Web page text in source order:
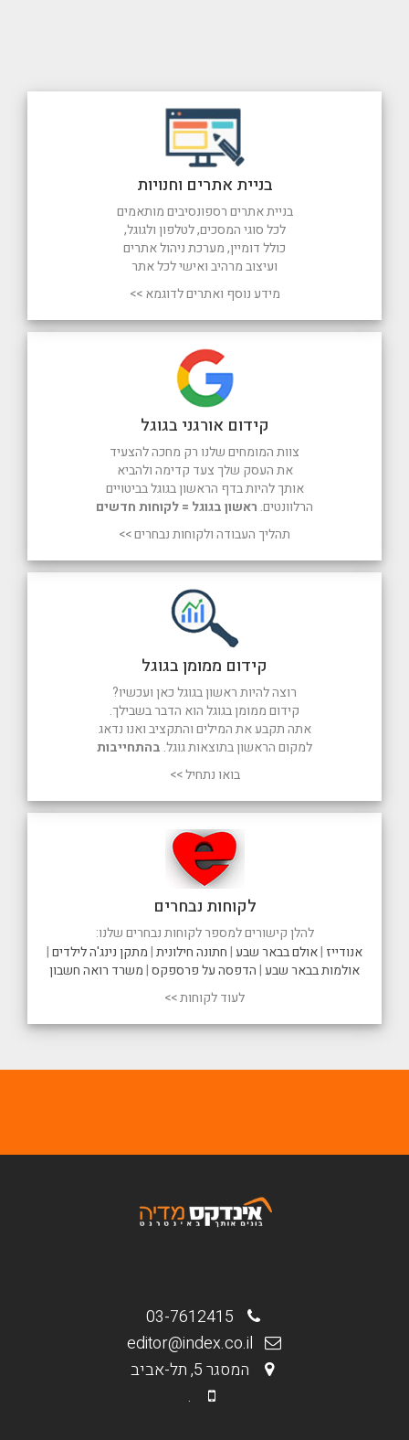
לקוחות נבחרים
להלן קישורים למספר לקוחות נבחרים שלנו:
אנודייז |אולם בבאר שבע|חתונה חילונית|מתקן נינג'ה לילדים|
אולמות בבאר שבע|הדפסה על פרספקס|משרד רואה חשבון
לעוד לקוחות >>
קידום ממומן בגוגל
רוצה להיות ראשון בגוגל כאן ועכשיו?
קידום ממומן בגוגל הוא הדבר בשבילך.
אתה תקבע את המילים והתקציב ואנו נדאג
למקום הראשון בתוצאות גוגל. בהתחייבות
בואו נתחיל >>
קידום אורגני בגוגל
צוות המומחים שלנו רק מחכה להצעיד
את העסק שלך צעד קדימה ולהביא
אותך להיות בדף הראשון בגוגל בביטויים
הרלוונטים. ראשון בגוגל = לקוחות חדשים
תהליך העבודה ולקוחות נבחרים >>
בניית אתרים וחנויות
בניית אתרים רספונסיבים מותאמים
לכל סוגי המסכים, לטלפון ולגוגל,
כולל דומיין, מערכת ניהול אתרים
ועיצוב מרהיב ואישי לכל אתר
מידע נוסף ואתרים לדוגמא >>
המסגר 5, תל-אביב
.